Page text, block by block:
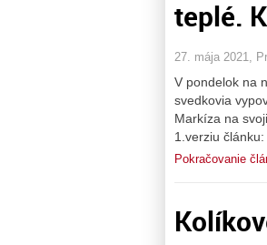
teplé.
27. mája 2021,
V pondelok na
svedkovia
Markíza na
1.verziu
Pokračovanie